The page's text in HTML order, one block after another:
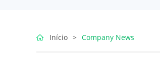
Início > Company News